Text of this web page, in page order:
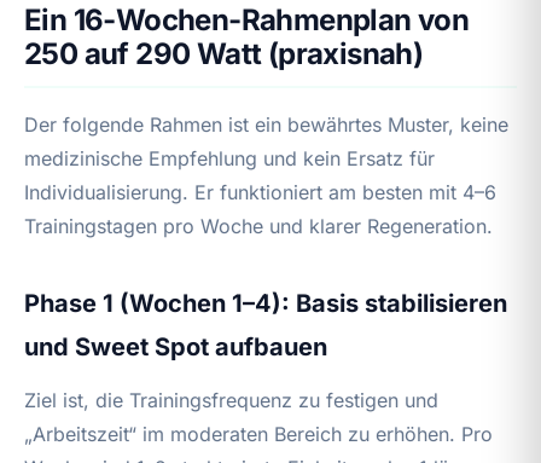
Ein 16‑Wochen-Rahmenplan von
250 auf 290 Watt (praxisnah)
Der folgende Rahmen ist ein bewährtes Muster, keine
medizinische Empfehlung und kein Ersatz für
Individualisierung. Er funktioniert am besten mit 4–6
Trainingstagen pro Woche und klarer Regeneration.
Phase 1 (Wochen 1–4): Basis stabilisieren
und Sweet Spot aufbauen
Ziel ist, die Trainingsfrequenz zu festigen und
„Arbeitszeit“ im moderaten Bereich zu erhöhen. Pro